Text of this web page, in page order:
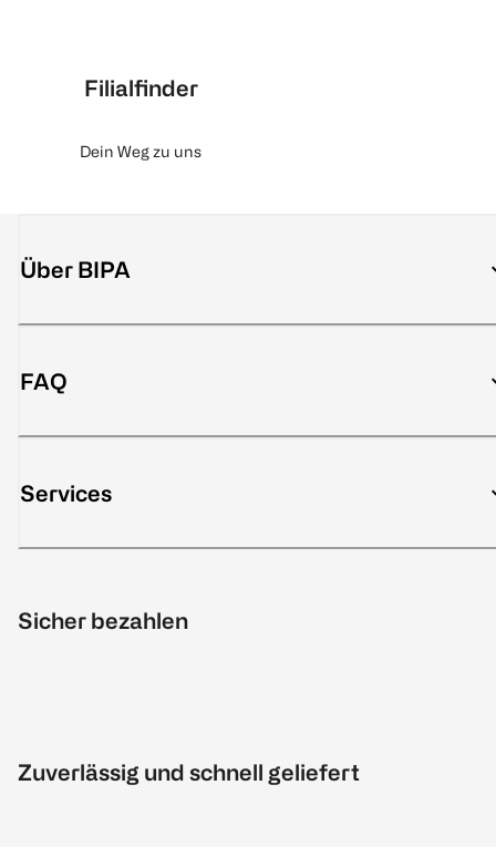
Filialfinder
Dein Weg zu uns
Über BIPA
FAQ
Services
Sicher bezahlen
Zuverlässig und schnell geliefert